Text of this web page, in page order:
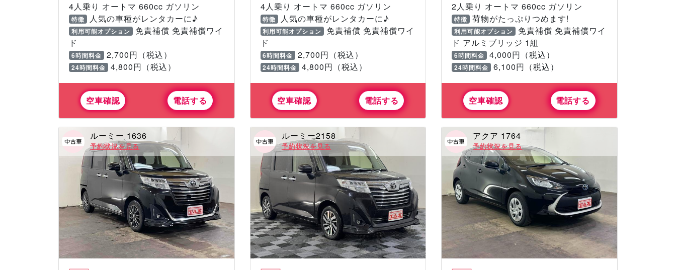
4人乗り オートマ 660cc ガソリン
特徴 人気の車種がレンタカーに♪
利用可能オプション 免責補償 免責補償ワイ
ド
6時間料金 2,700円（税込）
24時間料金 4,800円（税込）
空車確認 電話する
4人乗り オートマ 660cc ガソリン
特徴 人気の車種がレンタカーに♪
利用可能オプション
免責補償 免責補償ワイ
ド
6時間料金 2,700円（税込）
24時間料金 4,800円（税込）
空車確認 電話する
2人乗り オートマ 660cc ガソリン
特徴 荷物がたっぷりつめます!
利用可能オプション 免責補償 免責補償ワイ
ド アルミブリッジ 1組
6時間料金 4,000円（税込）
24時間料金 6,100円（税込）
空車確認 電話する
ルーミー 1636
予約状況を見る
ルーミー2158
予約状況を見る
アクア 1764
予約状況を見る